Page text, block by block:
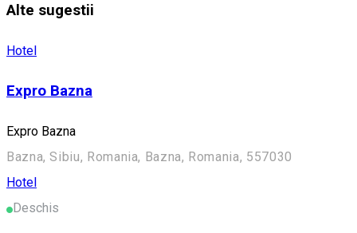
Alte sugestii
Hotel
Expro Bazna
Expro Bazna
Bazna, Sibiu, Romania, Bazna, Romania, 557030
Hotel
Deschis